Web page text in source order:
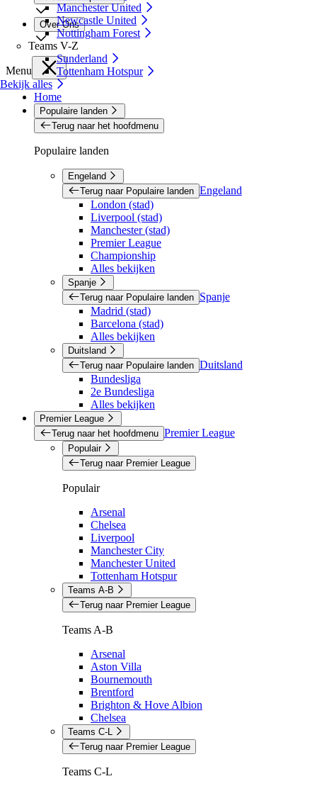
Manchester United
Newcastle United
Nottingham Forest
Teams V-Z
Sunderland
Tottenham Hotspur
Bekijk alles
Over Ons
Menu
Home
Populaire landen
Terug naar het hoofdmenu
Populaire landen
Engeland
Terug naar Populaire landen Engeland
London (stad)
Liverpool (stad)
Manchester (stad)
Premier League
Championship
Alles bekijken
Spanje
Terug naar Populaire landen
Spanje
Madrid (stad)
Barcelona (stad)
Alles bekijken
Duitsland
Terug naar Populaire landen Duitsland
Bundesliga
2e Bundesliga
Alles bekijken
Premier League
Terug naar het hoofdmenu Premier League
Populair
Terug naar Premier League
Populair
Arsenal
Chelsea
Liverpool
Manchester City
Manchester United
Tottenham Hotspur
Teams A-B
Terug naar Premier League
Teams A-B
Arsenal
Aston Villa
Bournemouth
Brentford
Brighton & Hove Albion
Chelsea
Teams C-L
Terug naar Premier League
Teams C-L